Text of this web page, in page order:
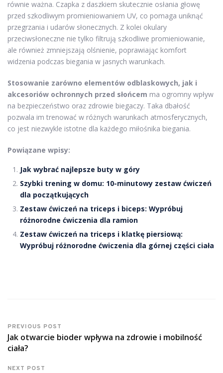
równie ważna. Czapka z daszkiem skutecznie osłania głowę
przed szkodliwym promieniowaniem UV, co pomaga uniknąć
przegrzania i udarów słonecznych. Z kolei okulary
przeciwsłoneczne nie tylko filtrują szkodliwe promieniowanie,
ale również zmniejszają olśnienie, poprawiając komfort
widzenia podczas biegania w jasnych warunkach.
Stosowanie zarówno elementów odblaskowych, jak i
akcesoriów ochronnych przed słońcem ma ogromny wpływ
na bezpieczeństwo oraz zdrowie biegaczy. Taka dbałość
pozwala im trenować w różnych warunkach atmosferycznych,
co jest niezwykle istotne dla każdego miłośnika biegania.
Powiązane wpisy:
Jak wybrać najlepsze buty w góry
Szybki trening w domu: 10-minutowy zestaw ćwiczeń
dla początkujących
Zestaw ćwiczeń na triceps i biceps: Wypróbuj
różnorodne ćwiczenia dla ramion
Zestaw ćwiczeń na triceps i klatkę piersiową:
Wypróbuj różnorodne ćwiczenia dla górnej części ciała
PREVIOUS POST
Jak otwarcie bioder wpływa na zdrowie i mobilność
ciała?
NEXT POST